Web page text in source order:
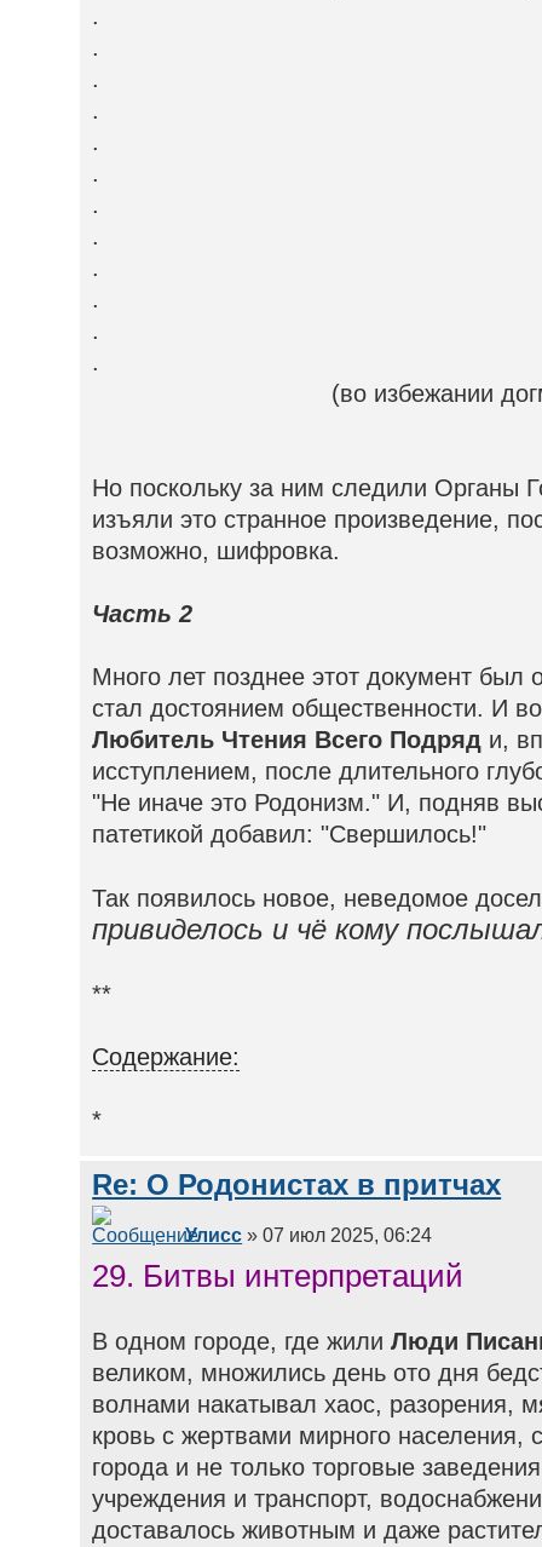
.
.
.
.
.
.
.
.
.
.
.
.
(во избежании
Но поскольку за ним следили Органы
изъяли это странное произведение,
возможно, шифровка.
Часть 2
Много лет позднее этот документ
стал достоянием общественности. И
Любитель Чтения Всего Подряд и,
исступлением, после длительного
"Не иначе это Родонизм." И, подняв
патетикой добавил: "Свершилось!"
Так появилось новое, неведомое
привиделось и чё кому
**
Содержание:
*
Re: О Родонистах в притчах
Улисс » 07 июл 2025, 06:24
29. Битвы интерпретаций
В одном городе, где жилиЛюди
великом, множились день ото дня
волнами накатывал хаос, разорения,
кровь с жертвами мирного населения,
города и не только торговые
учреждения и транспорт,
доставалось животным и даже